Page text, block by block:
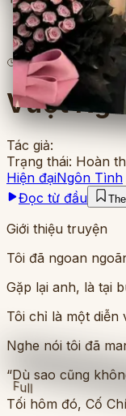
Full
4lượt đọc· 6
Vượt
Tác giả:
Trạng thái: Hoàn
Hiện đạiNgôn Tình
Đọc từ đầu
Giới thiệu truyện
Tôi đã ngoan
Gặp lại anh, là tại
Tôi chỉ là một
Nghe nói tôi đã
“Dù sao cũng
Tối hôm đó, Cố